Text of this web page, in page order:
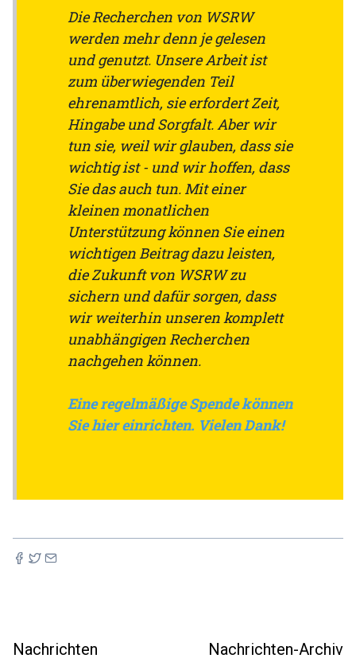
Die Recherchen von WSRW
werden mehr denn je gelesen
und genutzt. Unsere Arbeit ist
zum überwiegenden Teil
ehrenamtlich, sie erfordert Zeit,
Hingabe und Sorgfalt. Aber wir
tun sie, weil wir glauben, dass sie
wichtig ist - und wir hoffen, dass
Sie das auch tun. Mit einer
kleinen monatlichen
Unterstützung können Sie einen
wichtigen Beitrag dazu leisten,
die Zukunft von WSRW zu
sichern und dafür sorgen, dass
wir weiterhin unseren komplett
unabhängigen Recherchen
nachgehen können.
Eine regelmäßige Spende können
Sie hier einrichten. Vielen Dank!
Nachrichten Nachrichten-Archiv